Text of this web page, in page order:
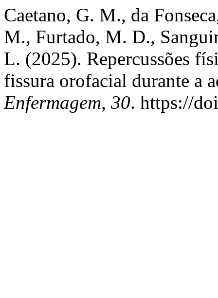
Caetano, G. M., da
M., Furtado, M. D.,
L. (2025). Repercussões
fissura orofacial durante a
Enfermagem, 30. https://